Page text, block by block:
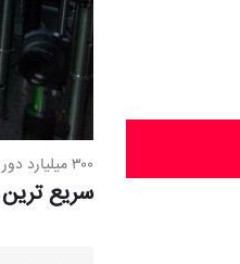
۳۰۰ میلیارد دور در دقیقه
سریع